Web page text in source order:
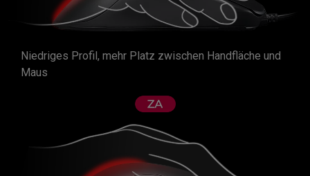
Niedriges Profil, mehr Platz zwischen Handfläche und
Maus